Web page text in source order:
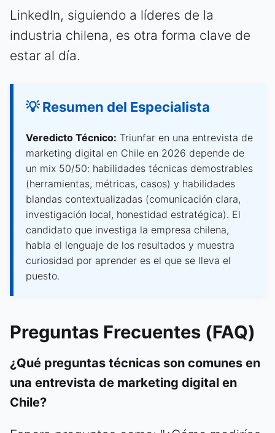
LinkedIn, siguiendo a líderes de la
industria chilena, es otra forma clave de
estar al día.
💡 Resumen del Especialista
Veredicto Técnico: Triunfar en una entrevista de
marketing digital en Chile en 2026 depende de
un mix 50/50: habilidades técnicas demostrables
(herramientas, métricas, casos) y habilidades
blandas contextualizadas (comunicación clara,
investigación local, honestidad estratégica). El
candidato que investiga la empresa chilena,
habla el lenguaje de los resultados y muestra
curiosidad por aprender es el que se lleva el
puesto.
Preguntas Frecuentes (FAQ)
¿Qué preguntas técnicas son comunes en
una entrevista de marketing digital en
Chile?